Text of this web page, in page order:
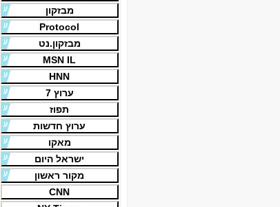
מבזקון
Protocol
מבזקון.נט
MSN IL
HNN
ערוץ 7
תפוז
ערוץ חדשות
מאקו
ישראל היום
מקור ראשון
CNN